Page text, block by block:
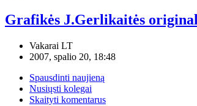
Grafikės J.Gerlikaitės
Vakarai LT
2007, spalio 20, 18:48
Spausdinti naujieną
Nusiųsti kolegai
Skaityti komentarus